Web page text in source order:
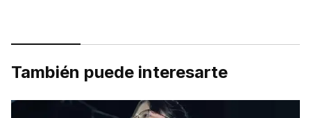
También puede interesarte